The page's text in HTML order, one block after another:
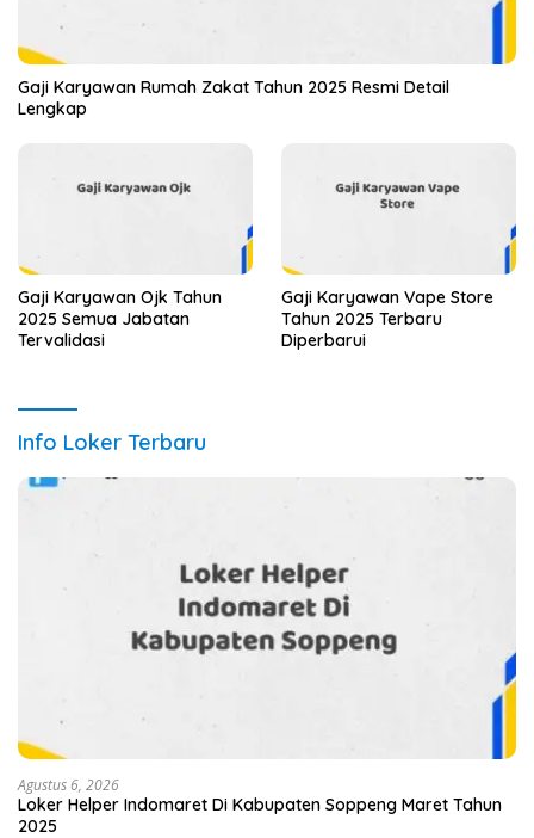
Gaji Karyawan Rumah Zakat Tahun 2025 Resmi Detail
Lengkap
Gaji Karyawan Ojk Tahun
2025 Semua Jabatan
Tervalidasi
Gaji Karyawan Vape Store
Tahun 2025 Terbaru
Diperbarui
Info Loker Terbaru
Agustus 6, 2026
Loker Helper Indomaret Di Kabupaten Soppeng Maret Tahun
2025